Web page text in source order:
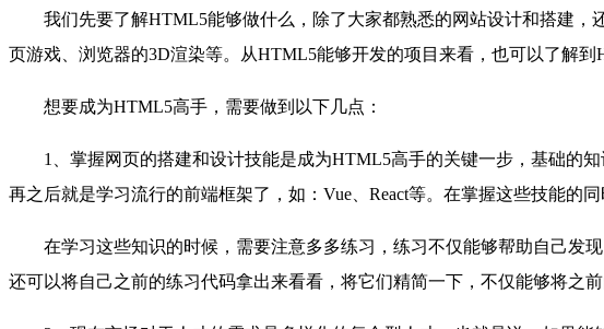
我们先要了解HTML5能够做什么，除了大家都熟悉的网站设计和搭建
页游戏、浏览器的3D渲染等。从HTML5能够开发的项目来看，也可以了解
想要成为HTML5高手，需要做到以下几点：
1、掌握网页的搭建和设计技能是成为HTML5高手的关键一步，基础的
再之后就是学习流行的前端框架了，如：Vue、React等。在掌握这些技能的
在学习这些知识的时候，需要注意多多练习，练习不仅能够帮助自己发
还可以将自己之前的练习代码拿出来看看，将它们精简一下，不仅能够将之